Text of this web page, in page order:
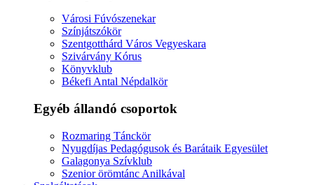
Városi Fúvószenekar
Színjátszókör
Szentgotthárd Város Vegyeskara
Szivárvány Kórus
Könyvklub
Békefi Antal Népdalkör
Egyéb állandó csoportok
Rozmaring Tánckör
Nyugdíjas Pedagógusok és Barátaik Egyesület
Galagonya Szívklub
Szenior örömtánc Anilkával